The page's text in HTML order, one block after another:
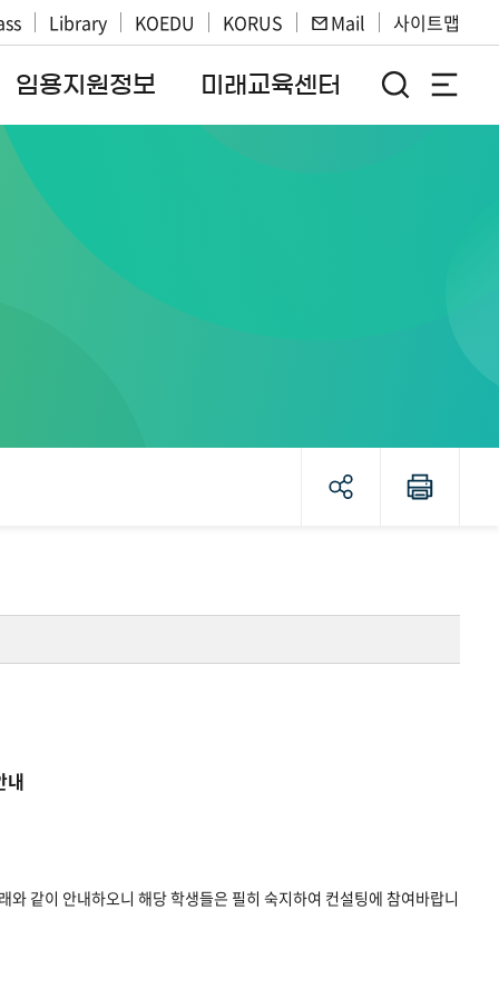
Library KOEDU KORUS Mail 사이트맵
임용지원정보 미래교육센터
내
와 같이 안내하오니 해당 학생들은 필히 숙지하여 컨설팅에 참여바랍니